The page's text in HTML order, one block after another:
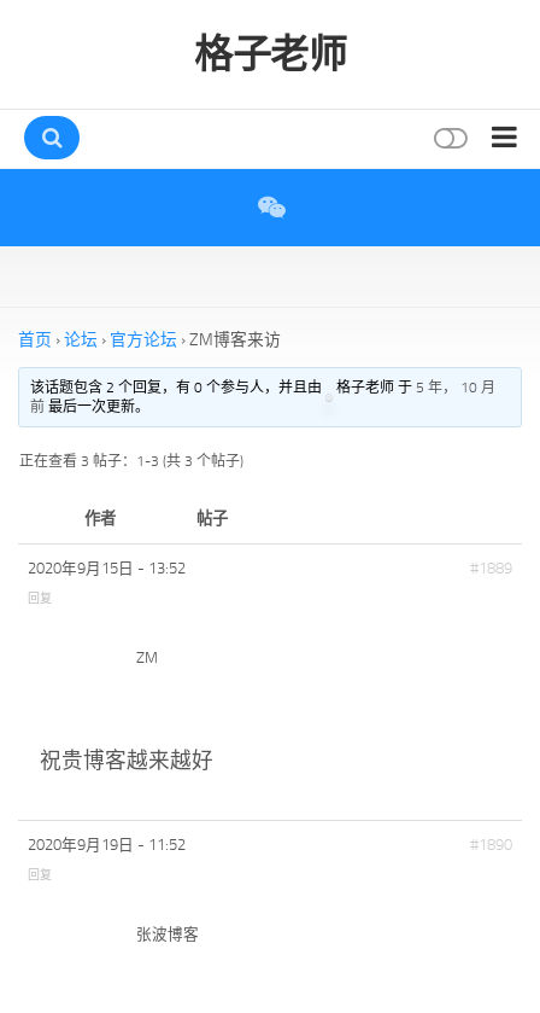
格子老师
打赏
唠叨
读者
标签
论坛
博客树
友情链接
首页 ›论坛 › 官方论坛 ›ZM博客来访
该话题包含 2 个回复，有 0 个参与人，并且由 格子老师 于 5 年， 10 月
前 最后一次更新。
正在查看 3 帖子：1-3 (共 3 个帖子)
作者 帖子
2020年9月15日 - 13:52 #1889
回复
ZM
祝贵博客越来越好
2020年9月19日 - 11:52 #1890
回复
张波博客